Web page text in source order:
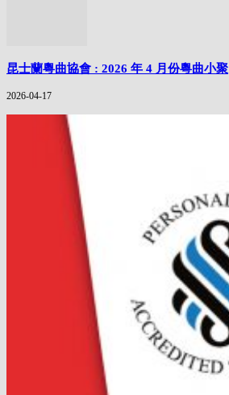
昆士蘭粵曲協會 : 2026 年 4 月份粵曲小聚
2026-04-17